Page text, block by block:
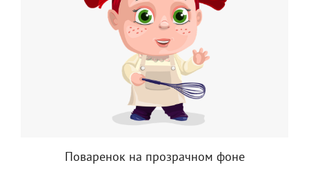
Поваренок на прозрачном фоне